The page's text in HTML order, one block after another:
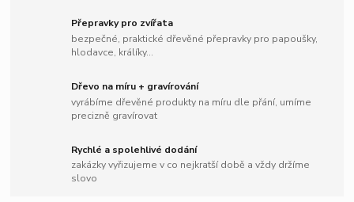
Přepravky pro zvířata
bezpečné, praktické dřevěné přepravky pro papoušky,
hlodavce, králíky...
Dřevo na míru + gravírování
vyrábíme dřevěné produkty na míru dle přání, umíme
precizně gravírovat
Rychlé a spolehlivé dodání
zakázky vyřizujeme v co nejkratší době a vždy držíme
slovo